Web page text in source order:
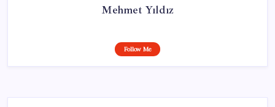
Mehmet Yıldız
Follow Me